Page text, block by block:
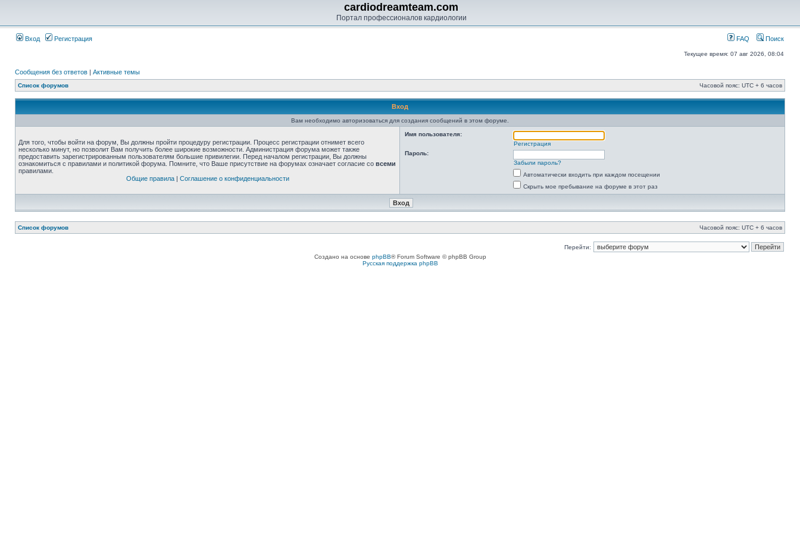
cardiodreamteam.com
Портал профессионалов кардиологии
Вход Регистрация FAQ Поиск
Текущее время: 07 авг 2026, 08:04
Сообщения без ответов | Активные темы
Список форумов Часовой пояс: UTC + 6 часов
Вход
Вам необходимо авторизоваться для создания сообщений в этом форуме.
Для того, чтобы войти на форум, Вы должны пройти процедуру регистрации. Процесс регистрации отнимет всего
несколько минут, но позволит Вам получить более широкие возможности. Администрация форума может также
предоставить зарегистрированным пользователям большие привилегии. Перед началом регистрации, Вы должны
ознакомиться с правилами и политикой форума. Помните, что Ваше присутствие на форумах означает согласие со всеми
правилами.
Общие правила| Соглашение о конфиденциальности
Имя пользователя:
Регистрация
Пароль:
Забыли пароль?
Автоматически входить при каждом посещении
Скрыть мое пребывание на форуме в этот раз
Список форумов Часовой пояс: UTC + 6 часов
Перейти:
Создано на основе phpBB® Forum Software © phpBB Group
Русская поддержка phpBB